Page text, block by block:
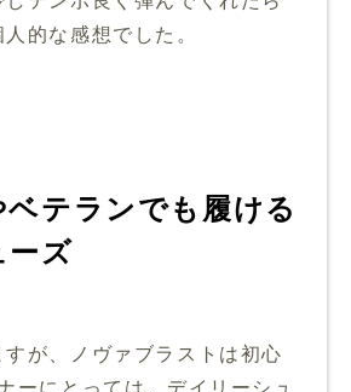
的な感想でした。
ベテランでも履ける
ーズ
すが、ノヴァブラストは初心
ーにとっては、デイリーシュ